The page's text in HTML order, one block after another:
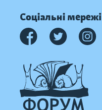
Соціальні мережі